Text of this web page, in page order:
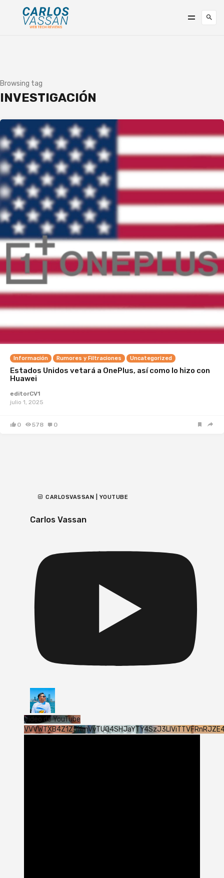
Browsing tag
INVESTIGACIÓN
Información Rumores y Filtraciones Uncategorized
Estados Unidos vetará a OnePlus, así como lo hizo con
Huawei
editorCV1
julio 1, 2025
0 578 0
CARLOSVASSAN | YOUTUBE
Carlos Vassan
Vídeo de YouTube